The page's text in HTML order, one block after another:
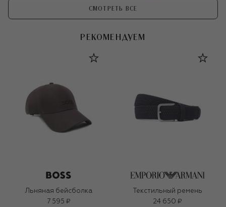
СМОТРЕТЬ ВСЕ
РЕКОМЕНДУЕМ
Льняная бейсболка
7 595 ₽
Текстильный ремень
24 650 ₽